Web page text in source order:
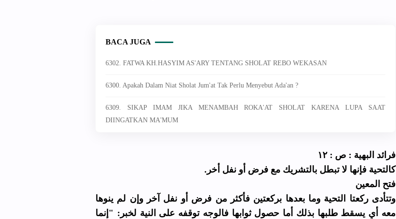
BACA JUGA
6302. FATWA KH.HASYIM AS'ARY TENTANG SHOLAT REBO WEKASAN
6300. Apakah Dalam Niat Sholat Jum'at Tak Perlu Menyebut Ada'an ?
6309. SIKAP IMAM JIKA MENAMBAH ROKA'AT SHOLAT KARENA LUPA SAAT
DIINGATKAN MA'MUM
فرائد البهية : ص : ١٢
كالتحية فإنها لا تبطل بالتشريك مع فرض أو نفل أخر.
فتح المعين
وتتأدى ركعتا التحية وما بعدها بركعتين فأكثر من فرض أو نفل آخر وإن لم ينوها
معه أي يسقط طلبها بذلك أما حصول ثوابها فالوجه توقفه على النية لخبر: "إنما